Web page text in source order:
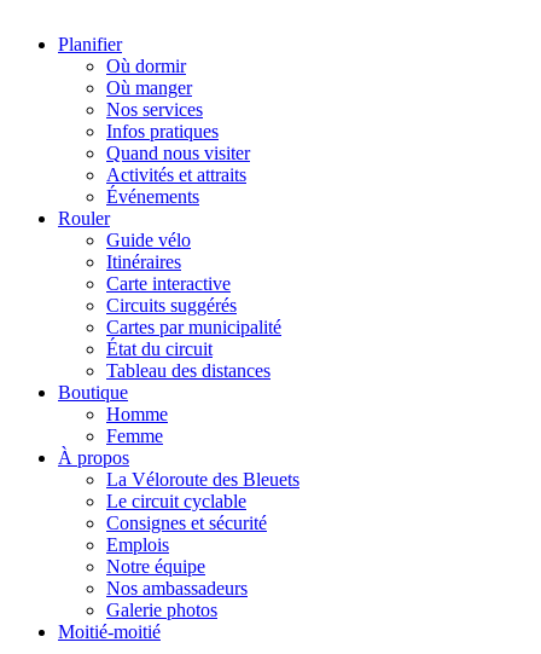
Planifier
Où dormir
Où manger
Nos services
Infos pratiques
Quand nous visiter
Activités et attraits
Événements
Rouler
Guide vélo
Itinéraires
Carte interactive
Circuits suggérés
Cartes par municipalité
État du circuit
Tableau des distances
Boutique
Homme
Femme
À propos
La Véloroute des Bleuets
Le circuit cyclable
Consignes et sécurité
Emplois
Notre équipe
Nos ambassadeurs
Galerie photos
Moitié-moitié